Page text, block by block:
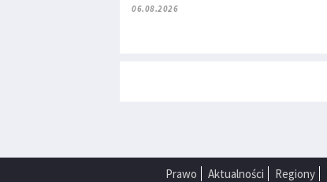
06.08.2026
Prawo Aktualności Regiony